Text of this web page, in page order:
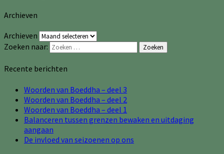
Archieven
Archieven
Zoeken naar:
Zoeken
Recente berichten
Woorden van Boeddha – deel 3
Woorden van Boeddha – deel 2
Woorden van Boeddha – deel 1
Balanceren tussen grenzen bewaken en uitdaging
aangaan
De invloed van seizoenen op ons